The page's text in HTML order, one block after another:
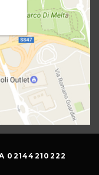
02144210222